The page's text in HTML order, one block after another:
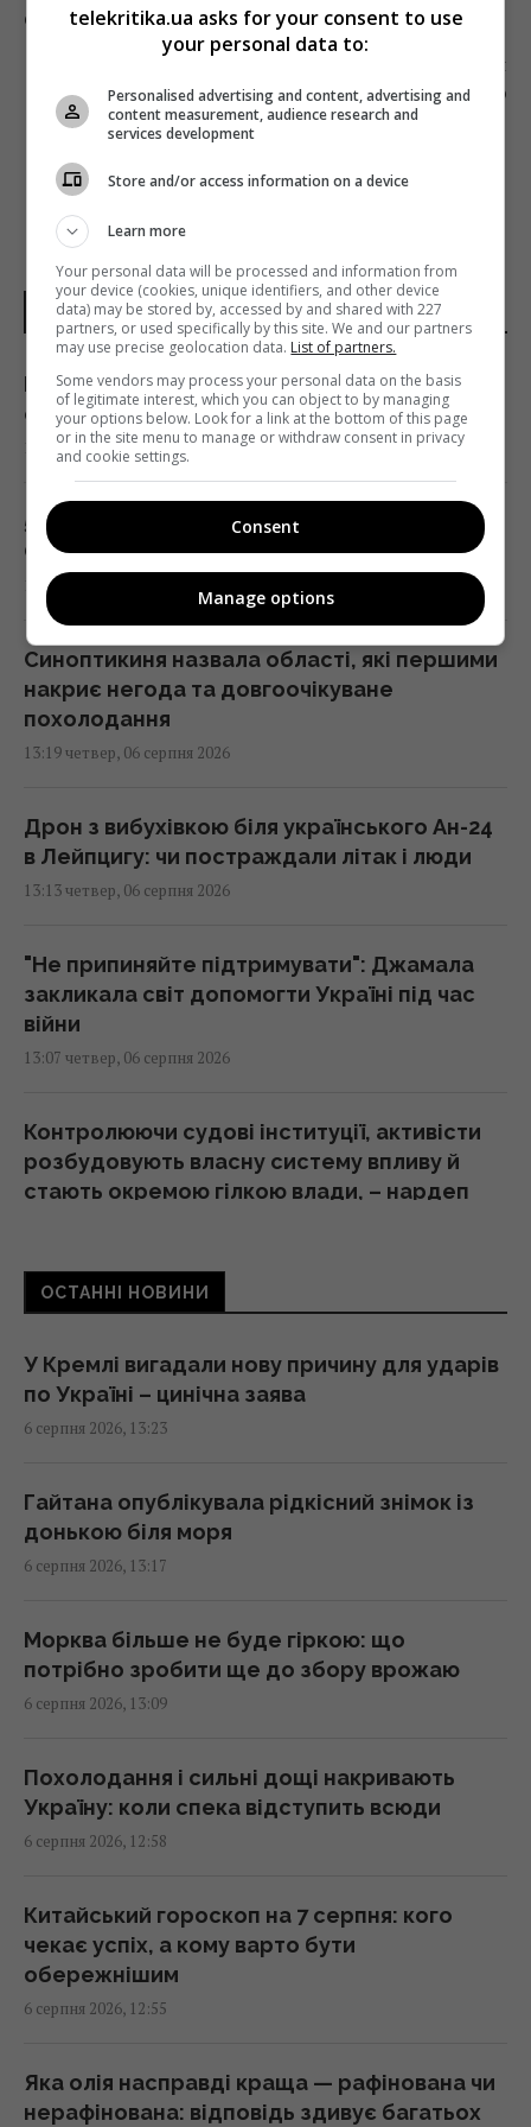
ФУТБОЛ І ДЕНЬ ЗАХИСНИКА УКРАЇНИ
Наступна стаття
КОНКУРС НАЦРАДИ НА 8 FM-ЧАСТОТ ВИГРАЛО
«АРМІЯ FM – ВІЙСЬКОВЕ РАДІО»
НОВИНИ УКРАЇНИ І СВІТУ
На Дніпропетровщині люди вже кілька діб
сидять без води: прем’єр відреагував
13:28 четвер, 06 серпня 2026
5 найскладніших професій на авіаносці
США
13:20 четвер, 06 серпня 2026
Синоптикиня назвала області, які першими
накриє негода та довгоочікуване
похолодання
13:19 четвер, 06 серпня 2026
Дрон з вибухівкою біля українського Ан-24
в Лейпцигу: чи постраждали літак і люди
13:13 четвер, 06 серпня 2026
"Не припиняйте підтримувати": Джамала
закликала світ допомогти Україні під час
війни
13:07 четвер, 06 серпня 2026
Контролюючи судові інституції, активісти
розбудовують власну систему впливу й
стають окремою гілкою влади, – нардеп
дієтологи назвали безпечну норму
13:02 четвер, 06 серпня 2026
протоку майже повністю зупинилося, –
Reuters
13:02 четвер, 06 серпня 2026
Starlink Маска підкорює авіацію: названо
авіакомпанії, які мають супутниковий Wi-Fi
на борту
Не завжди про ввічливість: ось що
приховують люди, які дякують за кожну
Маскують під роботу, шлюб та лікування:
голова Нацполіції про нові схеми торгівлі
ОСТАННІ НОВИНИ
У Кремлі вигадали нову причину для ударів
по Україні – цинічна заява
6 серпня 2026, 13:23
Гайтана опублікувала рідкісний знімок із
донькою біля моря
6 серпня 2026, 13:17
Морква більше не буде гіркою: що
потрібно зробити ще до збору врожаю
6 серпня 2026, 13:09
Похолодання і сильні дощі накривають
Україну: коли спека відступить всюди
6 серпня 2026, 12:58
Китайський гороскоп на 7 серпня: кого
чекає успіх, а кому варто бути
обережнішим
6 серпня 2026, 12:55
Яка олія насправді краща — рафінована чи
нерафінована: відповідь здивує багатьох
telekritika.ua asks for your consent to use
your personal data to:
Personalised advertising and content, advertising and
content measurement, audience research and
services development
Store and/or access information on a device
Learn more
Your personal data will be processed and information from
your device (cookies, unique identifiers, and other device
data) may be stored by, accessed by and shared with 227
partners, or used specifically by this site. We and our partners
may use precise geolocation data. List of partners.
Some vendors may process your personal data on the basis
of legitimate interest, which you can object to by managing
your options below. Look for a link at the bottom of this page
or in the site menu to manage or withdraw consent in privacy
and cookie settings.
Consent
Manage options